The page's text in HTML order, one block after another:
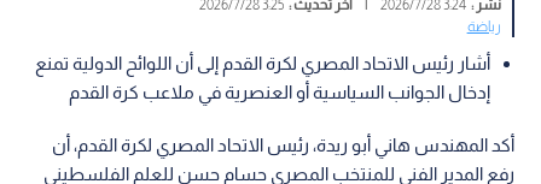
نشر :3:24 2026/7/28
| آخر تحديث :3:25 2026/7/28
رياضة
أشار رئيس الاتحاد المصري لكرة القدم إلى أن اللوائح الدولية تمنع
إدخال الجوانب السياسية أو العنصرية في ملاعب كرة القدم
أكد المهندس هاني أبو ريدة، رئيس الاتحاد المصري لكرة القدم، أن
رفع المدير الفني للمنتخب المصري حسام حسن للعلم الفلسطيني